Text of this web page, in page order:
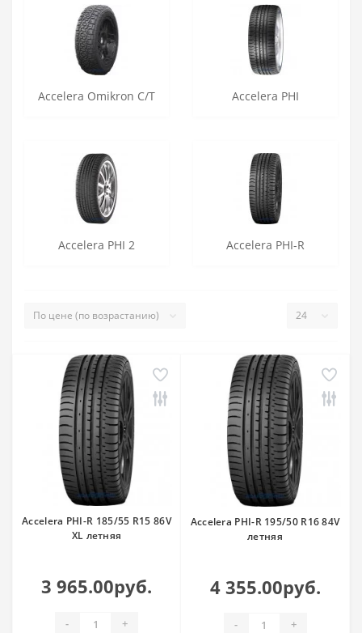
Accelera Omikron C/T Accelera PHI
Accelera PHI 2 Accelera PHI-R
Accelera PHI-R 185/55 R15 86V
XL летняя
3 965.00руб.
- +
Accelera PHI-R 195/50 R16 84V
летняя
4 355.00руб.
- +